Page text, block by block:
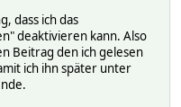
dass ich das
deaktivieren kann. Also
Beitrag den ich gelesen
ich ihn später unter